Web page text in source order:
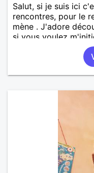
Salut, si je suis ici
rencontres, pour le
mène . J'adore
si vous voulez